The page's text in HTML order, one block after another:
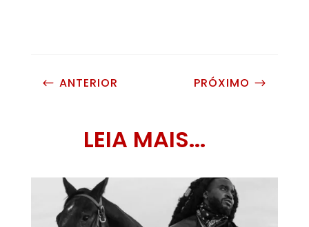
# ANTERIOR PRÓXIMO $
LEIA MAIS...